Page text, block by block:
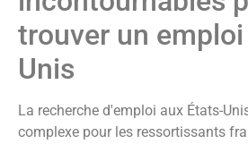
trouver un
Unis
La recherche d'emploi aux États-
complexe pour les ressortissants